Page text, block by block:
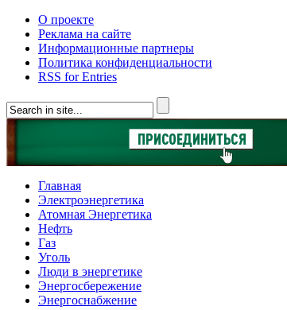
О проекте
Реклама на сайте
Информационные партнеры
Политика конфиденциальности
RSS for Entries
Главная
Электроэнергетика
Атомная Энергетика
Нефть
Газ
Уголь
Люди в энергетике
Энергосбережение
Энергоснабжение